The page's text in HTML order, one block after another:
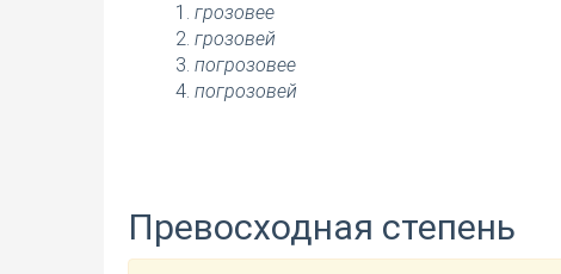
грозовее
грозовей
погрозовее
погрозовей
Превосходная степень